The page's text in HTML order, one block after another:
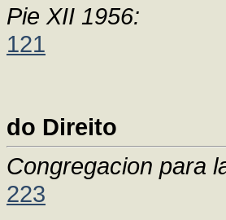
Pie XII 1956:
121
do Direito
Congregacion para
223